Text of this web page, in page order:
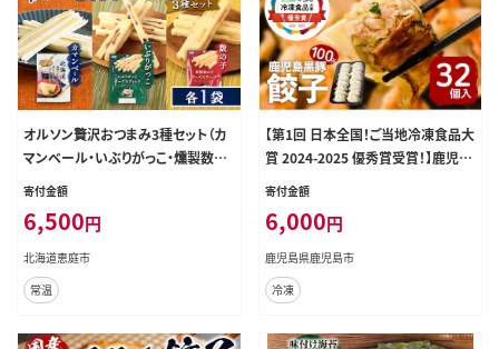
オルソン贅沢おつまみ3種セット（カ
マンベール・いぶりがっこ・燻製数の
子）各1袋【04017401】
寄付金額
6,500円
北海道恵庭市
常温
【第1回 日本全国！ご当地冷凍食品大
賞 2024-2025 優秀賞受賞！】鹿児島
黒豚100%餃子 32個入り K027-007
寄付金額
6,000円
鹿児島県鹿児島市
冷凍